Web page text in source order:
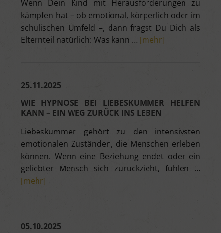
Wenn Dein Kind mit Herausforderungen zu
kämpfen hat – ob emotional, körperlich oder im
schulischen Umfeld –, dann fragst Du Dich als
Elternteil natürlich: Was kann … [mehr]
25.11.2025
WIE HYPNOSE BEI LIEBESKUMMER HELFEN
KANN – EIN WEG ZURÜCK INS LEBEN
Liebeskummer gehört zu den intensivsten
emotionalen Zuständen, die Menschen erleben
können. Wenn eine Beziehung endet oder ein
geliebter Mensch sich zurückzieht, fühlen …
[mehr]
05.10.2025